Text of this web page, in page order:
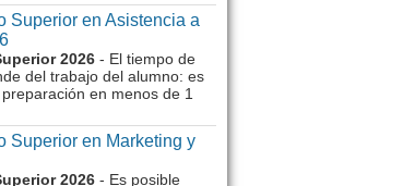
Superior en Asistencia a
2026 - El tiempo de
del trabajo del alumno: es
en menos de 1
Superior en Marketing y
2026 - Es posible